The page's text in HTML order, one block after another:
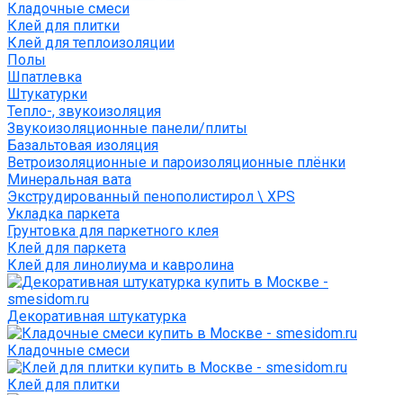
Кладочные смеси
Клей для плитки
Клей для теплоизоляции
Полы
Шпатлевка
Штукатурки
Тепло-, звукоизоляция
Звукоизоляционные панели/плиты
Базальтовая изоляция
Ветроизоляционные и пароизоляционные плёнки
Минеральная вата
Экструдированный пенополистирол \ XPS
Укладка паркета
Грунтовка для паркетного клея
Клей для паркета
Клей для линолиума и кавролина
Декоративная штукатурка
Кладочные смеси
Клей для плитки